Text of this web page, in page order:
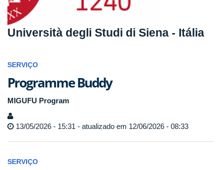
Università degli Studi di Siena - Itália
SERVIÇO
Programme Buddy
MIGUFU Program
13/05/2026 - 15:31 - atualizado em 12/06/2026 - 08:33
SERVIÇO